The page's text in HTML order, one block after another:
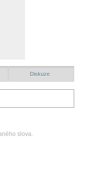
Diskuze
slova.